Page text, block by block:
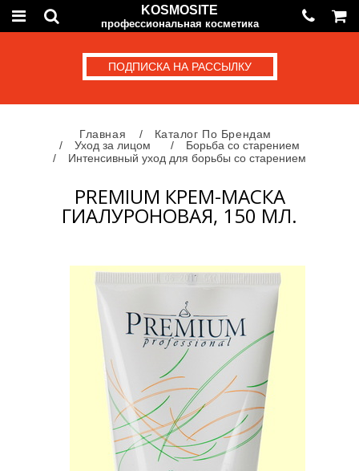
KOSMOSITE
профессиональная косметика
ПОДПИСКА НА РАССЫЛКУ
Главная
Каталог По Брендам
Уход за лицом
Борьба со старением
Интенсивный уход для борьбы со старением
PREMIUM КРЕМ-МАСКА
ГИАЛУРОНОВАЯ, 150 МЛ.